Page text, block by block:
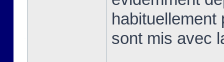
sont mis avec